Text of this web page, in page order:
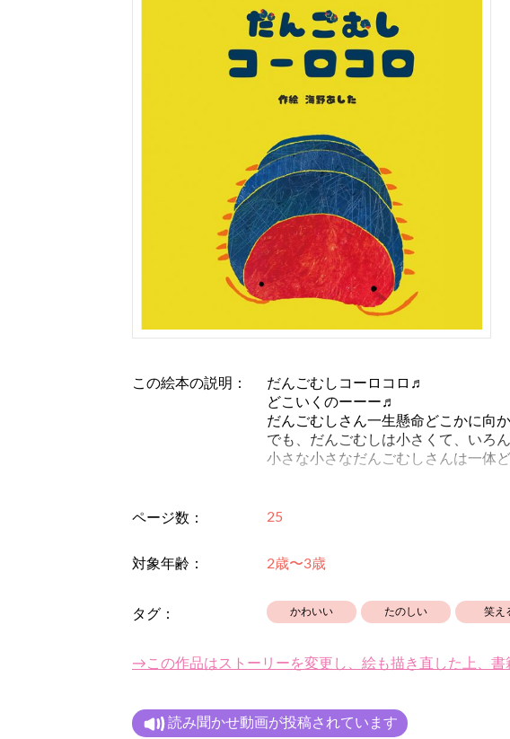
この絵本の説明：
だんごむしコーロコロ♬
どこいくのーーー♬
だんごむしさん一生懸命どこかに向か
でも、だんごむしは小さくて、いろ
小さな小さなだんごむしさんは一体
ページ数： 25
対象年齢： 2歳〜3歳
タグ： かわいい たのしい 笑え
→この作品はストーリーを変更し、絵も描き直した上、書
読み聞かせ動画が投稿されています